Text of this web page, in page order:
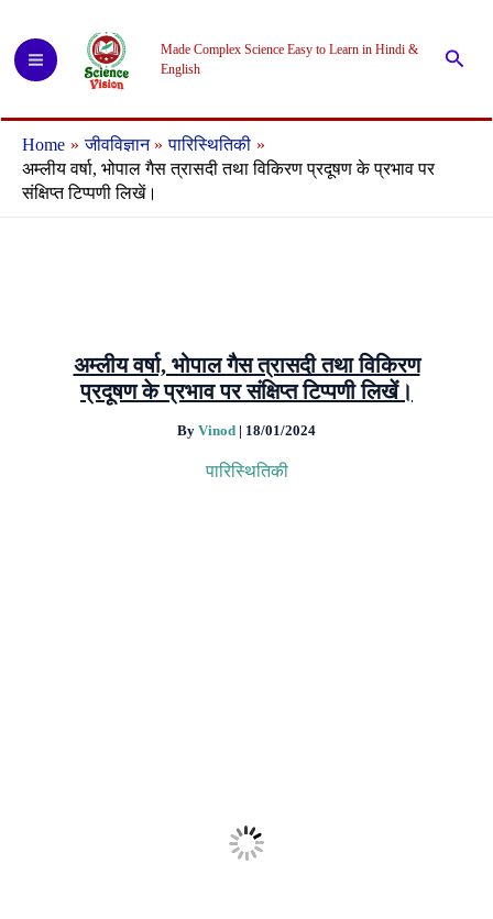
content
Made Complex Science Easy to Learn in Hindi &
English
Home जीवविज्ञान
पारिस्थितिकी
अम्लीय वर्षा, भोपाल गैस त्रासदी तथा विकिरण प्रदूषण के प्रभाव पर
संक्षिप्त टिप्पणी लिखें।
अम्लीय वर्षा, भोपाल गैस त्रासदी तथा विकिरण
प्रदूषण के प्रभाव पर संक्षिप्त टिप्पणी लिखें।
By Vinod | 18/01/2024
पारिस्थितिकी